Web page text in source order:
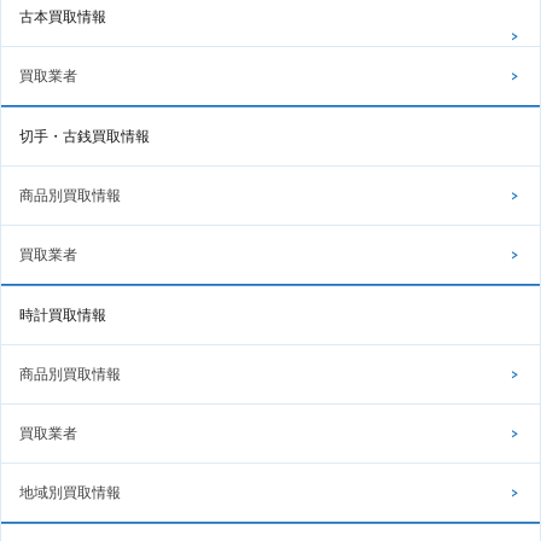
古本買取情報
買取業者
切手・古銭買取情報
商品別買取情報
買取業者
時計買取情報
商品別買取情報
買取業者
地域別買取情報